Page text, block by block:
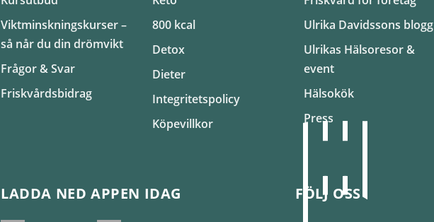
Viktminskningskurser –
så når du din drömvikt
Frågor & Svar
Friskvårdsbidrag
800 kcal
Detox
Dieter
Integritetspolicy
Köpevillkor
Ulrika Davidssons blogg
Ulrikas Hälsoresor &
event
Hälsokök
Press
LADDA NED APPEN IDAG FÖLJ OSS